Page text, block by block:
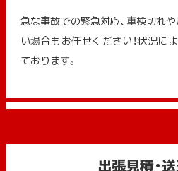
急な事故での緊急対応、車検切れ
い場合もお任せください！状況に
ております。
出張見積・